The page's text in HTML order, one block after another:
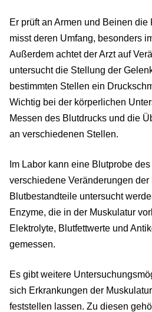
Er prüft an Armen und Beinen die
misst deren Umfang, besonders
Außerdem achtet der Arzt auf
untersucht die Stellung der
bestimmten Stellen ein
Wichtig bei der körperlichen
Messen des Blutdrucks und die
an verschiedenen Stellen.
Im Labor kann eine Blutprobe
verschiedene Veränderungen
Blutbestandteile untersucht
Enzyme, die in der Muskulatur
Elektrolyte, Blutfettwerte und
gemessen.
Es gibt weitere
sich Erkrankungen der
feststellen lassen. Zu diesen